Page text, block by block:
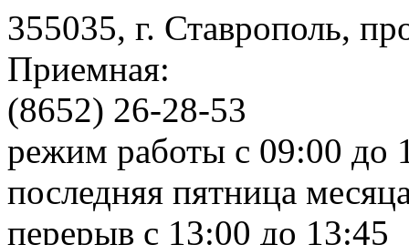
355035, г. Ставрополь,
Приемная:
(8652) 26-28-53
режим работы с 09:00 до
последняя пятница
перерыв с 13:00 до 13:45